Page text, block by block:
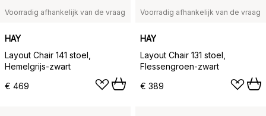
Voorradig afhankelijk van de vraag
HAY
Layout Chair 141 stoel,
Hemelgrijs-zwart
€ 469
Voorradig afhankelijk van de vraag
HAY
Layout Chair 131 stoel,
Flessengroen-zwart
€ 389